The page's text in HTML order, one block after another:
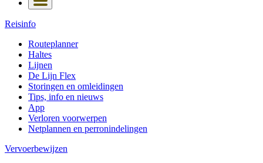
Reisinfo
Routeplanner
Haltes
Lijnen
De Lijn Flex
Storingen en omleidingen
Tips, info en nieuws
App
Verloren voorwerpen
Netplannen en perronindelingen
Vervoerbewijzen